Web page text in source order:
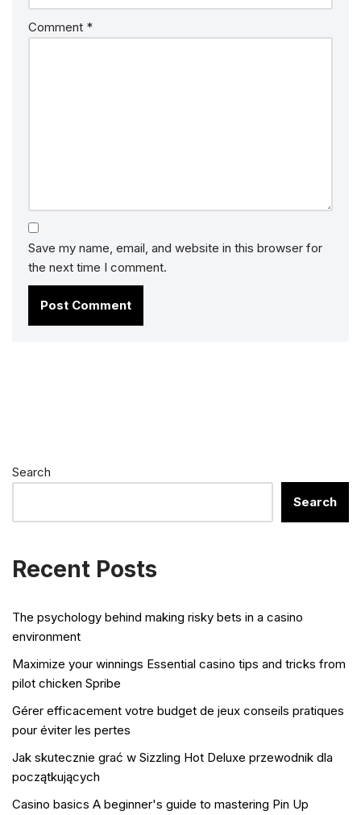
Comment *
Save my name, email, and website in this browser for
the next time I comment.
Search
Search
Recent Posts
The psychology behind making risky bets in a casino
environment
Maximize your winnings Essential casino tips and tricks from
pilot chicken Spribe
Gérer efficacement votre budget de jeux conseils pratiques
pour éviter les pertes
Jak skutecznie grać w Sizzling Hot Deluxe przewodnik dla
początkujących
Casino basics A beginner's guide to mastering Pin Up